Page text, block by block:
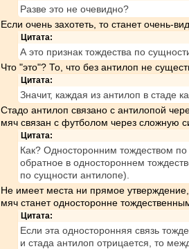
Разве это не очевидно?
Если очень захотеть, то станет очень-
Цитата:
А это признак тождества по
Что "это"? То, что без антилоп не
Цитата:
Значит, каждая из антилоп в стаде
Стадо антилоп связано с антилопой
мяч связан с футболом через сложную
Цитата:
Как? Односторонним тождеством
обратное в одностороннем
по сущности антилопе).
Не имеет места ни прямое
мяч станет односторонне
Цитата:
Если эта односторонняя связь
и стада антилоп отрицается, то